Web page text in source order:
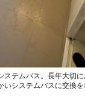
テムバス。長年大切
システムバスに交換を